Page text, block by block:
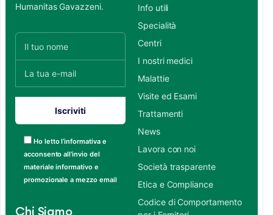
Humanitas Gavazzeni.
Ho letto l’informativa e
acconsento all’invio del
materiale informativo e
promozionale a mezzo email
Chi Siamo
Info utili
Specialità
Centri
I nostri medici
Malattie
Visite ed Esami
Trattamenti
News
Lavora con noi
Società trasparente
Etica e Compliance
Codice di Comportamento